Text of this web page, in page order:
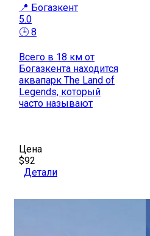
📍 Богазкент
5.0
🕒 8
Всего в 18 км от
Богазкента находится
аквапарк The Land of
Legends, который
часто называют
Цена
$92
Детали